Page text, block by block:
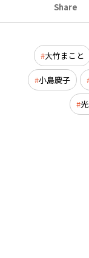
Share
大竹まこと
小島慶子